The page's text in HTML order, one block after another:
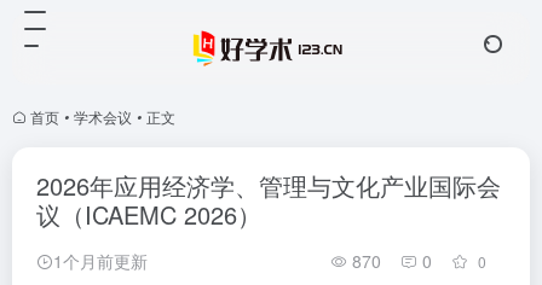
首页 • 学术会议 • 正文
2026年应用经济学、管理与文化产业国际会
议（ICAEMC 2026）
1个月前更新 870 0 0